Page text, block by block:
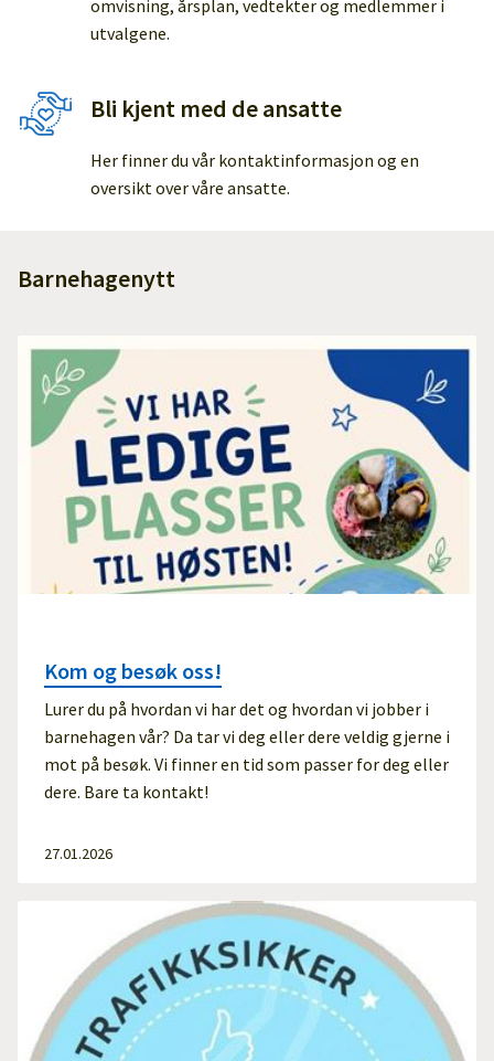
omvisning, årsplan, vedtekter og medlemmer i
utvalgene.
Bli kjent med de ansatte
Her finner du vår kontaktinformasjon og en
oversikt over våre ansatte.
Barnehagenytt
27.01.2026
Kom og besøk oss!
Lurer du på hvordan vi har det og hvordan vi jobber i
barnehagen vår? Da tar vi deg eller dere veldig gjerne i
mot på besøk. Vi finner en tid som passer for deg eller
dere. Bare ta kontakt!